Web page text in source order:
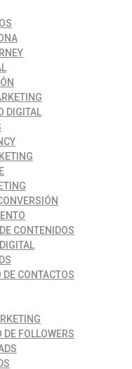
DIGITAL
CONTENIDOS
DE CONTACTOS
DE FOLLOWERS